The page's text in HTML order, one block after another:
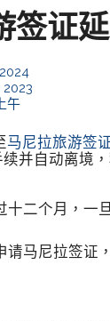
签证
2023
午
马尼拉旅游签
并自动离境
二个月，一
马尼拉签证